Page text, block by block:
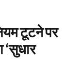
टूटने पर
‘सुधार